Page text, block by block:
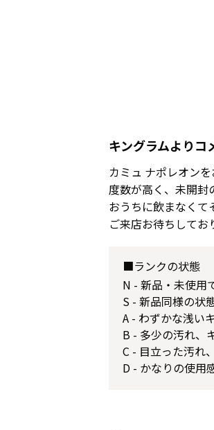
キングラムよりコ
カミュ ナポレオンを
度数が高く、未開封
おうちに飲まなくて
ご来店お待ちしてお
■ランクの状態
N - 新品・未使用
S - 新品同様の状
A - わずかな浅い
B - 多少の汚れ、
C - 目立った汚れ
D - かなりの使用